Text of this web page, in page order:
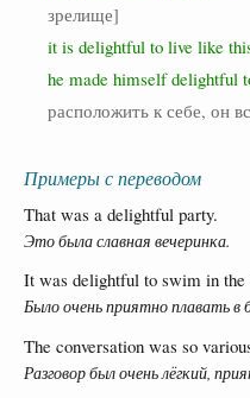
зрелище]
it is delightful to live like
he made himself delightful
расположить к себе, он
Примеры с переводом
That was a delightful party.
Это была славная вечеринка.
It was delightful to swim in the
Было очень приятно плавать в
The conversation was so
Разговор был очень лёгкий,